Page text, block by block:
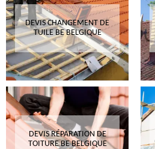
DEVIS CHANGEMENT DE
TUILE BE BELGIQUE
DEVIS RÉPARATION DE
TOITURE BE BELGIQUE